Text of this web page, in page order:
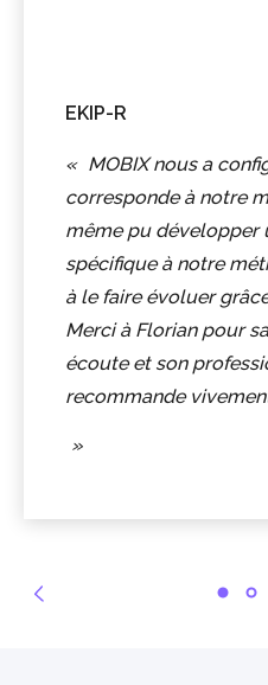
EKIP-R
MOBIX nous a
corresponde à notre
même pu développer
spécifique à notre
à le faire évoluer
Merci à Florian pour
écoute et son
recommande